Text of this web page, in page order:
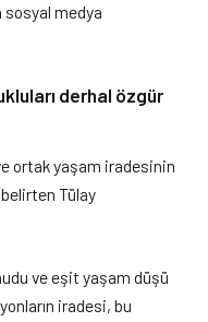
sosyal medya
derhal özgür
ortak yaşam iradesinin
Tülay
ve eşit yaşam düşü
iradesi, bu